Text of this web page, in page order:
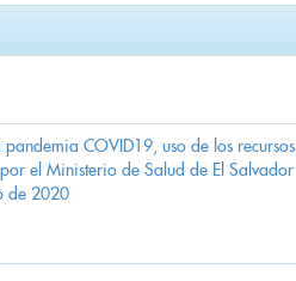
COVID19, uso de los
el Ministerio de Salud de El Salvador
de 2020